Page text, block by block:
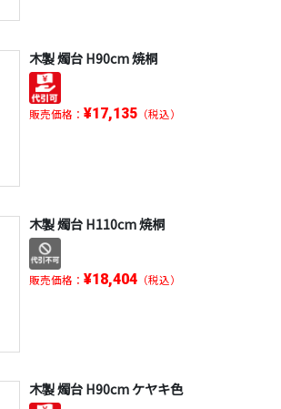
木製 燭台 H90cm 焼桐
販売価格： ¥17,135（税込）
木製 燭台 H110cm 焼桐
販売価格： ¥18,404（税込）
木製 燭台 H90cm ケヤキ色